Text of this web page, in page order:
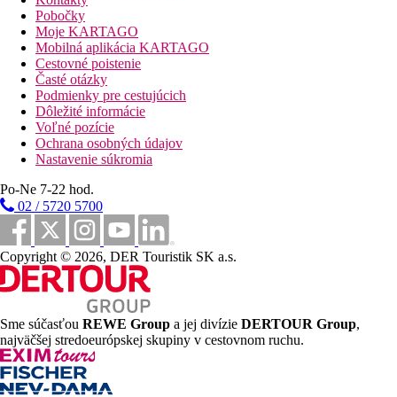
Vzdialenosti
20 km
Vzdialenosť od najbližšieho letiska
Fotogaléria
Pobočky
Moje KARTAGO
Mobilná aplikácia KARTAGO
Cestovné poistenie
Časté otázky
Podmienky pre cestujúcich
Dôležité informácie
Voľné pozície
Ochrana osobných údajov
Nastavenie súkromia
Po-Ne 7-22 hod.
02 / 5720 5700
Copyright © 2026, DER Touristik SK a.s.
Sme súčasťou REWE Group a jej divízie DERTOUR Group,
najväčšej stredoeurópskej skupiny v cestovnom ruchu.